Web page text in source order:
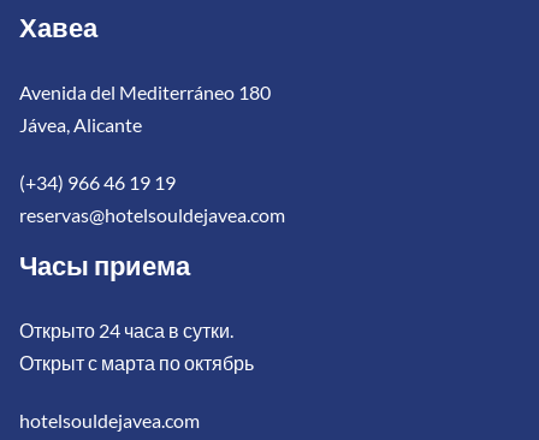
Хавеа
Avenida del Mediterráneo 180
Jávea, Alicante
(+34) 966 46 19 19
reservas@hotelsouldejavea.com
Часы приема
Открыто 24 часа в сутки.
Открыт с марта по октябрь
hotelsouldejavea.com